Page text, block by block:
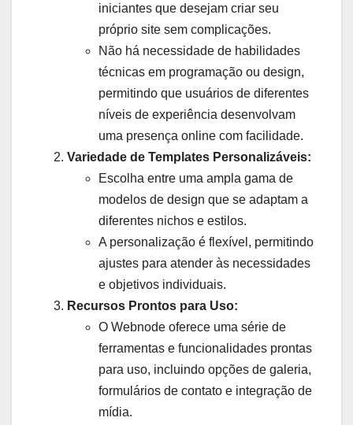
Não
Características Suporte ao Cliente
Jumpseller
Chat, telefone, e-mail, central
de perguntas/ respostas
Shopify
Chat, telefone, e-mail, central
de perguntas/ respostas
Shopkit
Chat, e-mail, central de
perguntas/ respostas
respostas
iniciantes que desejam criar seu
próprio site sem complicações.
Não há necessidade de habilidades
técnicas em programação ou design,
permitindo que usuários de diferentes
níveis de experiência desenvolvam
uma presença online com facilidade.
Variedade de Templates Personalizáveis:
Escolha entre uma ampla gama de
modelos de design que se adaptam a
diferentes nichos e estilos.
A personalização é flexível, permitindo
ajustes para atender às necessidades
e objetivos individuais.
Recursos Prontos para Uso:
O Webnode oferece uma série de
ferramentas e funcionalidades prontas
para uso, incluindo opções de galeria,
formulários de contato e integração de
mídia.